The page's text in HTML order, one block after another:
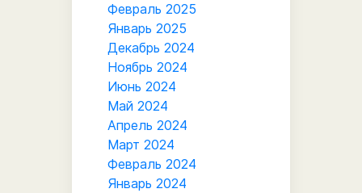
Февраль 2025
Январь 2025
Декабрь 2024
Ноябрь 2024
Июнь 2024
Май 2024
Апрель 2024
Март 2024
Февраль 2024
Январь 2024